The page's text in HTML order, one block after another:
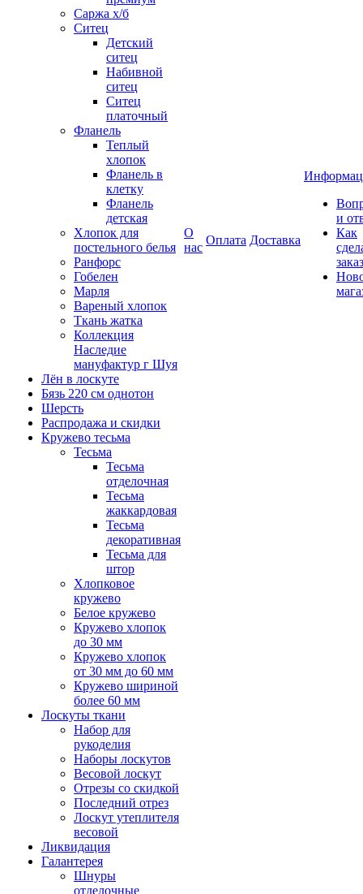
Саржа х/б
Ситец
Детский
ситец
Набивной
ситец
Ситец
платочный
Фланель
Теплый
хлопок
Фланель в
клетку
Фланель
детская
Хлопок для
постельного белья
Ранфорс
Гобелен
Марля
Вареный хлопок
Ткань жатка
Коллекция
Наследие
мануфактур г Шуя
Лён в лоскуте
Бязь 220 см однотон
Шерсть
Распродажа и скидки
Кружево тесьма
Тесьма
Тесьма
отделочная
Тесьма
жаккардовая
Тесьма
декоративная
Тесьма для
штор
Хлопковое
кружево
Белое кружево
Кружево хлопок
до 30 мм
Кружево хлопок
от 30 мм до 60 мм
Кружево шириной
более 60 мм
Лоскуты ткани
Набор для
рукоделия
Наборы лоскутов
Весовой лоскут
Отрезы со скидкой
Последний отрез
Лоскут утеплителя
весовой
Ликвидация
Галантерея
Шнуры
отделочные
О
нас
Оплата Доставка
и
Как
заказ